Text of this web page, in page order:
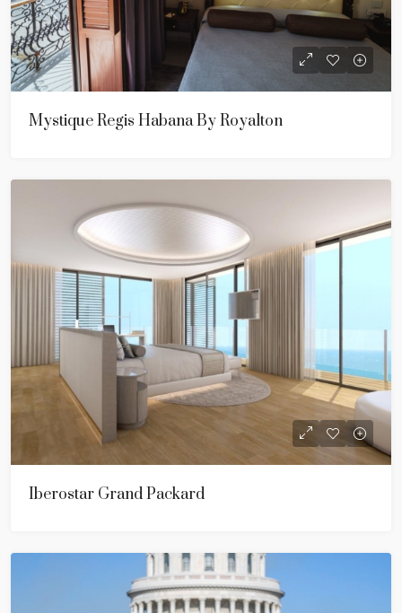
Mystique Regis Habana By Royalton
Iberostar Grand Packard